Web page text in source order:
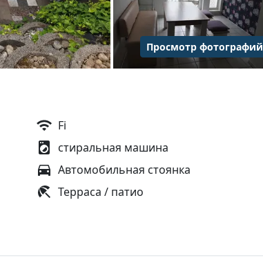
Просмотр фотографий
Fi
стиральная машина
Автомобильная стоянка
Терраса / патио